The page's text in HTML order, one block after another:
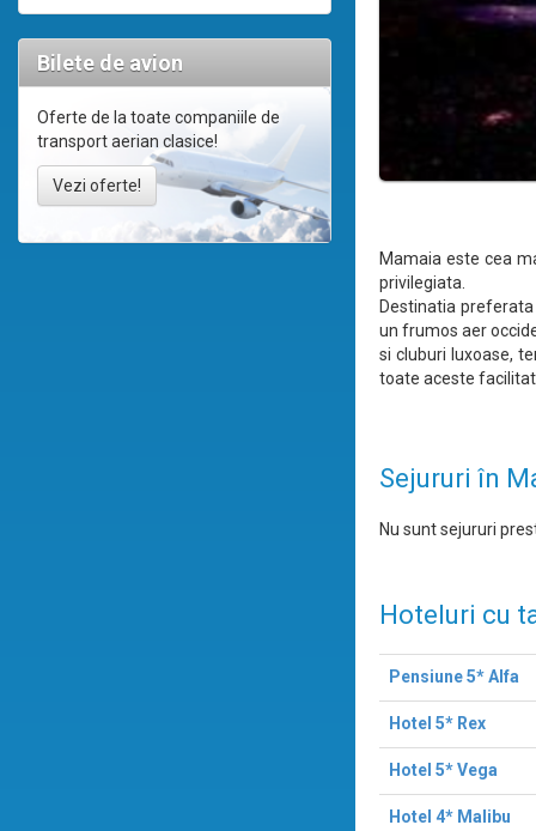
Bilete de avion
Oferte de la toate companiile de
transport aerian clasice!
Vezi oferte!
Mamaia este cea
privilegiata.
Destinatia
un frumos aer
si cluburi luxoase,
toate aceste
Sejururi în
Nu sunt sejururi
Hoteluri cu
Pensiune 5* Alfa
Hotel 5* Rex
Hotel 5* Vega
Hotel 4* Malibu